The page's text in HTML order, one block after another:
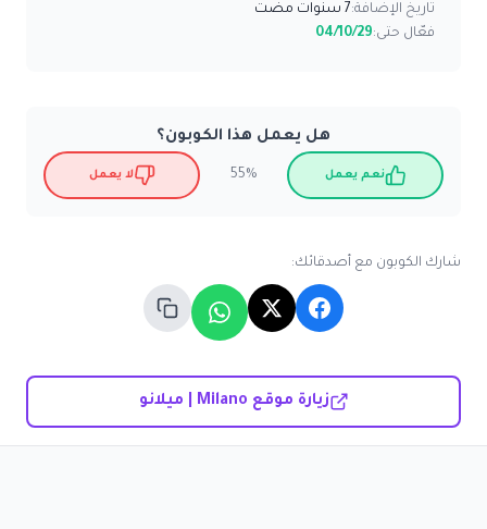
تاريخ الإضافة: 7 سنوات مضت
فعّال حتى:04/10/29
هل يعمل هذا الكوبون؟
نعم يعمل 55% لا يعمل
شارك الكوبون مع أصدقائك:
زيارة موقع Milano | ميلانو